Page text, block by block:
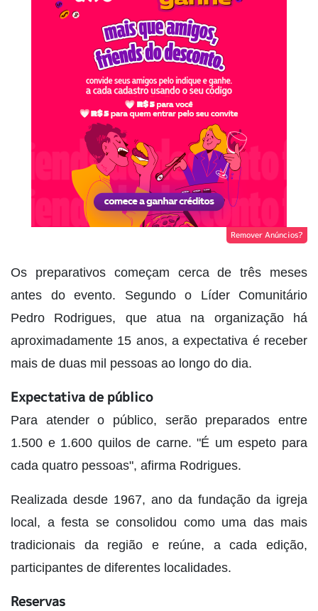
Remover Anúncios?
Os preparativos começam cerca de três meses
antes do evento. Segundo o Líder Comunitário
Pedro Rodrigues, que atua na organização há
aproximadamente 15 anos, a expectativa é receber
mais de duas mil pessoas ao longo do dia.
Expectativa de público
Para atender o público, serão preparados entre
1.500 e 1.600 quilos de carne. "É um espeto para
cada quatro pessoas", afirma Rodrigues.
Realizada desde 1967, ano da fundação da igreja
local, a festa se consolidou como uma das mais
tradicionais da região e reúne, a cada edição,
participantes de diferentes localidades.
Reservas